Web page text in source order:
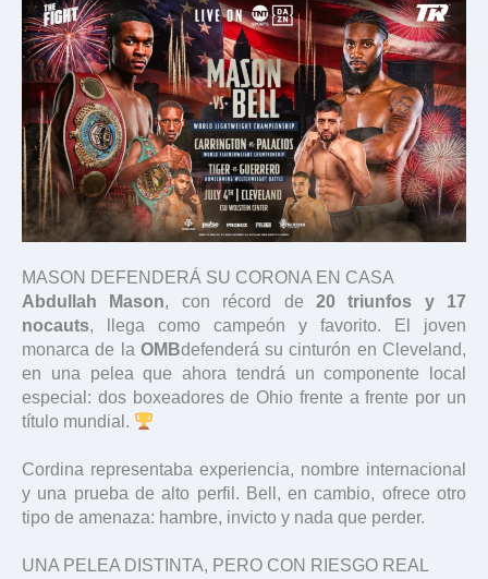
MASON DEFENDERÁ SU CORONA EN CASA
Abdullah Mason, con récord de 20 triunfos y 17
nocauts, llega como campeón y favorito. El joven
monarca de la OMBdefenderá su cinturón en Cleveland,
en una pelea que ahora tendrá un componente local
especial: dos boxeadores de Ohio frente a frente por un
título mundial.
Cordina representaba experiencia, nombre internacional
y una prueba de alto perfil. Bell, en cambio, ofrece otro
tipo de amenaza: hambre, invicto y nada que perder.
UNA PELEA DISTINTA, PERO CON RIESGO REAL